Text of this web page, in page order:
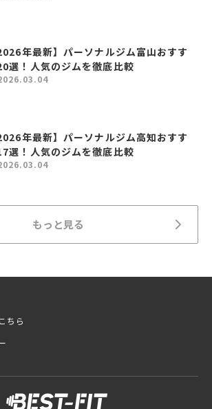
2026年最新】パーソナルジム富山おすす
選！人気のジムを徹底比較
2026年最新】パーソナルジム高知おすす
選！人気のジムを徹底比較
もっと見る
ちら